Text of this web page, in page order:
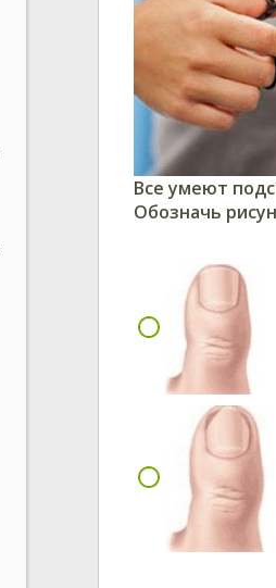
Все умеют
Обозначь